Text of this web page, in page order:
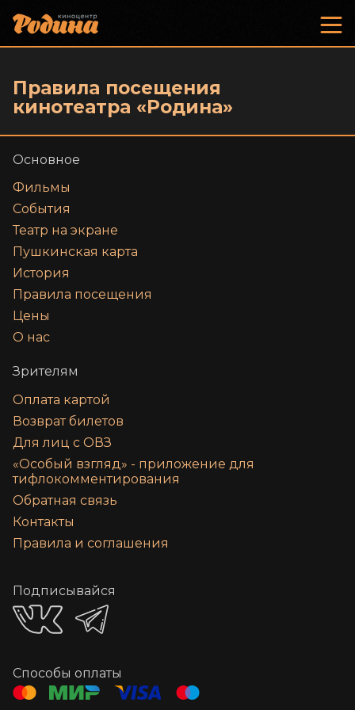
Правила посещения
кинотеатра «Родина»
Основное
Фильмы
События
Театр на экране
Пушкинская карта
История
Правила посещения
Цены
О нас
Зрителям
Оплата картой
Возврат билетов
Для лиц с ОВЗ
«‎Особый взгляд» - приложение для
тифлокомментирования
Обратная связь
Контакты
Правила и соглашения
Подписывайся
Способы оплаты